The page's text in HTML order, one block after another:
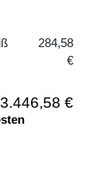
284,58
€
3.446,58 €